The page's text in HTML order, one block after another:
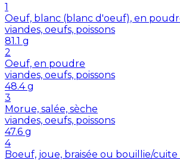
1
Oeuf, blanc (blanc d'oeuf), en
viandes, oeufs, poissons
81.1 g
2
Oeuf, en poudre
viandes, oeufs, poissons
48.4 g
3
Morue, salée, sèche
viandes, oeufs, poissons
47.6 g
4
Boeuf, joue, braisée ou bouillie/cuite